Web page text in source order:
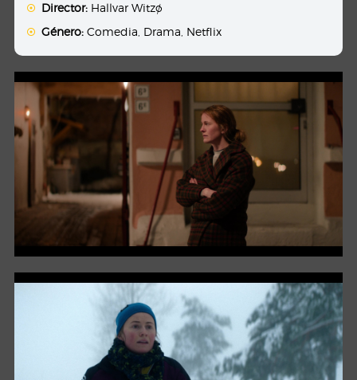
Director: Hallvar Witzø
Género: Comedia Drama Netflix